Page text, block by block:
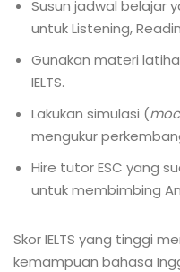
Susun jadwal belajar
untuk Listening,
Gunakan materi
IELTS.
Lakukan simulasi (
mengukur
Hire tutor ESC yang
untuk membimbing
Skor IELTS yang tinggi
kemampuan bahasa